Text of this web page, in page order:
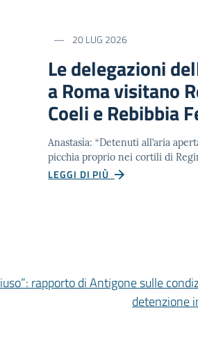
20 LUG 2026
Le delegazioni
a Roma visitano
Coeli e Rebibbia
Anastasìa: “Detenuti all’aria
picchia proprio nei cortili di
LEGGI DI PIÙ
rapporto di Antigone sulle
detenzione